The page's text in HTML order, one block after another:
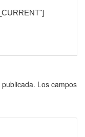
Los campos